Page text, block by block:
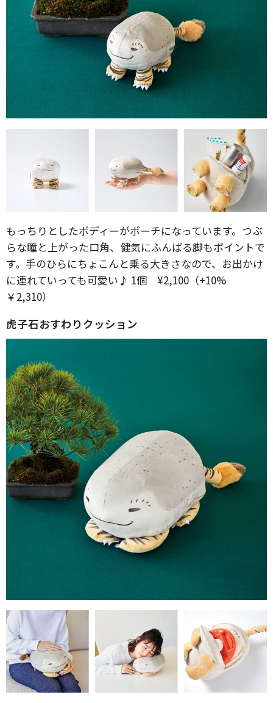
もっちりとしたボディーがポーチになっています。つぶ
らな瞳と上がった口角、健気にふんばる脚もポイントで
す。手のひらにちょこんと乗る大きさなので、お出かけ
に連れていっても可愛い♪ 1個 ¥2,100（+10%
￥2,310）
虎子石おすわりクッション